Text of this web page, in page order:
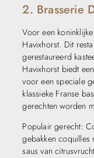
2. Brasserie
Voor een
Havixhorst. Dit
gerestaureerd
Havixhorst biedt
voor een speciale
klassieke Franse
gerechten worden
Populair gerecht:
gebakken coquilles
saus van